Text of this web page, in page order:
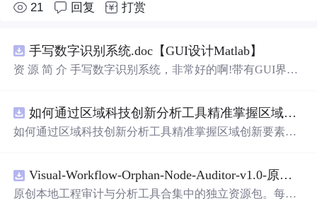
21 回复 打赏
手写数字识别系统.doc【GUI设计Matlab】
资 源 简 介 手写数字识别系统，非常好的啊!带有GUI界
带有直观的图形用户界面（GUI），非常容易使用。你只
需要将手写数字输入系统，它将立即给出准确的识别结
是一个非常方便和实用的工具，你一定会喜欢它的！
如何通过区域科技创新分析工具精准掌握区域创新要素分布与产业链融合现状？.docx
如何通过区域科技创新分析工具精准掌握区域创新要素分
Visual-Workflow-Orphan-Node-Auditor-v1.0-原创源码与文档.zip
原创本地工程审计与分析工具合集中的独立资源包。每个